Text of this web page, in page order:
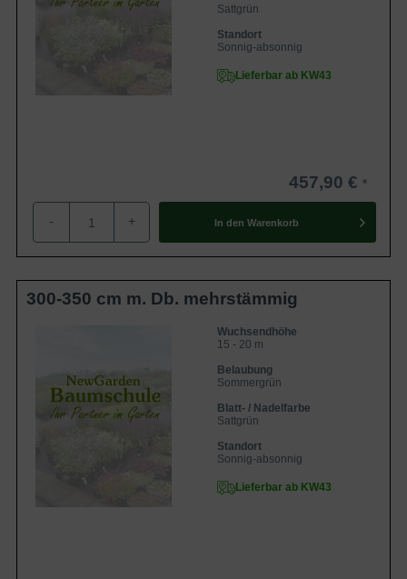
Sattgrün
Standort
Sonnig-absonnig
Lieferbar ab KW43
457,90 €
- + In den Warenkorb
300-350 cm m. Db. mehrstämmig
Wuchsendhöhe
15 - 20 m
Belaubung
Sommergrün
Blatt- / Nadelfarbe
Sattgrün
Standort
Sonnig-absonnig
Lieferbar ab KW43